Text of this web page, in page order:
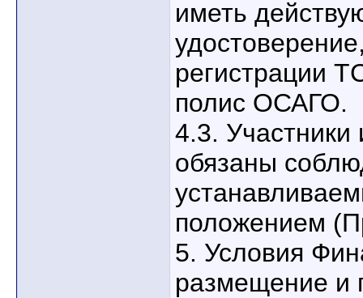
иметь
регистрации
полис ОСАГО.
4.3. Участники
обязаны
положением
5. Условия
размещение и